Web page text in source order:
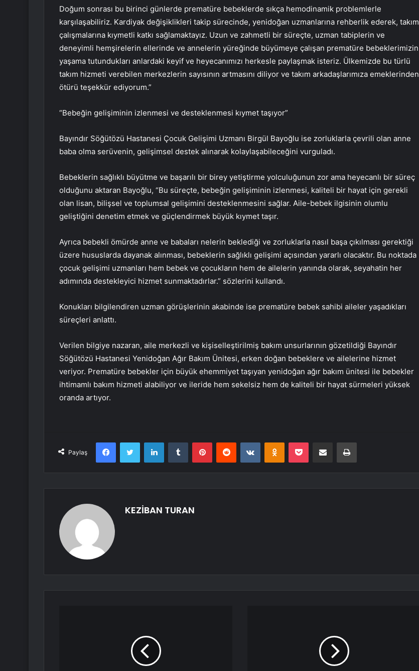
Doğum sonrası bu birinci günlerde prematüre bebeklerde sıkça hemodinamik problemlerle
karşılaşabiliriz. Kardiyak değişiklikleri takip sürecinde, yenidoğan uzmanlarına rehberlik ederek, takım
çalışmalarına kıymetli katkı sağlamaktayız. Uzun ve zahmetli bir süreçte, uzman tabiplerin ve
deneyimli hemşirelerin ellerinde ve annelerin yüreğinde büyümeye çalışan prematüre bebeklerimizin
yaşama tutundukları anlardaki keyif ve heyecanımızı herkesle paylaşmak isteriz. Ülkemizde bu türlü
takım hizmeti verebilen merkezlerin sayısının artmasını diliyor ve takım arkadaşlarımıza emeklerinden
ötürü teşekkür ediyorum.”
“Bebeğin gelişiminin izlenmesi ve desteklenmesi kıymet taşıyor”
Bayındır Söğütözü Hastanesi Çocuk Gelişimi Uzmanı Birgül Bayoğlu ise zorluklarla çevrili olan anne
baba olma serüvenin, gelişimsel destek alınarak kolaylaşabileceğini vurguladı.
Bebeklerin sağlıklı büyütme ve başarılı bir birey yetiştirme yolculuğunun zor ama heyecanlı bir süreç
olduğunu aktaran Bayoğlu, “Bu süreçte, bebeğin gelişiminin izlenmesi, kaliteli bir hayat için gerekli
olan lisan, bilişsel ve toplumsal gelişimini desteklenmesini sağlar. Aile-bebek ilgisinin olumlu
geliştiğini denetim etmek ve güçlendirmek büyük kıymet taşır.
Ayrıca bebekli ömürde anne ve babaları nelerin beklediği ve zorluklarla nasıl başa çıkılması gerektiği
üzere hususlarda dayanak alınması, bebeklerin sağlıklı gelişimi açısından yararlı olacaktır. Bu noktada
çocuk gelişimi uzmanları hem bebek ve çocukların hem de ailelerin yanında olarak, seyahatin her
adımında destekleyici hizmet sunmaktadırlar.” sözlerini kullandı.
Konukları bilgilendiren uzman görüşlerinin akabinde ise prematüre bebek sahibi aileler yaşadıkları
süreçleri anlattı.
Verilen bilgiye nazaran, aile merkezli ve kişiselleştirilmiş bakım unsurlarının gözetildiği Bayındır
Söğütözü Hastanesi Yenidoğan Ağır Bakım Ünitesi, erken doğan bebeklere ve ailelerine hizmet
veriyor. Prematüre bebekler için büyük ehemmiyet taşıyan yenidoğan ağır bakım ünitesi ile bebekler
ihtimamlı bakım hizmeti alabiliyor ve ileride hem sekelsiz hem de kaliteli bir hayat sürmeleri yüksek
oranda artıyor.
Paylaş
FacebookTwitter LinkedInTumblr PinterestReddit VKontakteOdnoklassniki
Pocket E-Posta ile paylaş Yazdır
KEZİBAN TURAN